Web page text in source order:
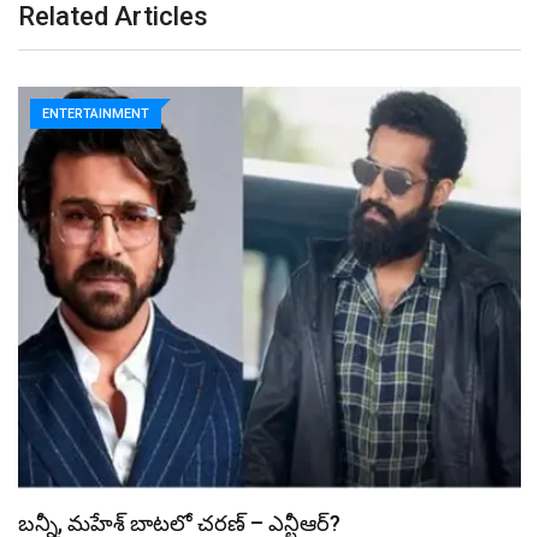
Related Articles
ENTERTAINMENT
స్పైడర్ మ్యాన్ బాక్సాఫీస్ రికార్డు బద్దలు